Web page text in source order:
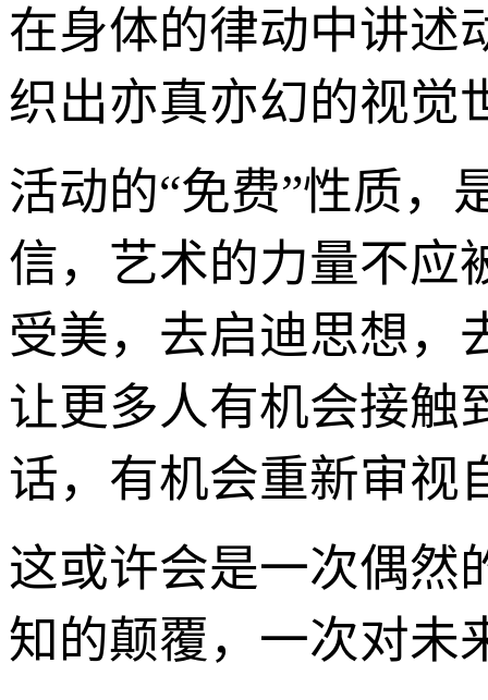
在身体的律动中讲述
织出亦真亦幻的视觉
活动的“免费”性质，
信，艺术的力量不应
受美，去启迪思想，
让更多人有机会接触
话，有机会重新审视
这或许会是一次偶然
知的颠覆，一次对未